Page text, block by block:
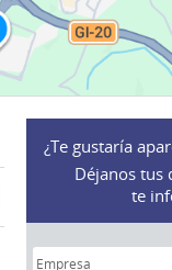
¿Te gustaría
Déjanos tus
te